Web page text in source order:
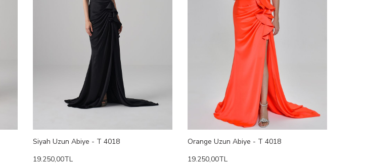
Siyah Uzun Abiye - T 4018
19.250,00TL
Orange Uzun Abiye - T 4018
19.250,00TL